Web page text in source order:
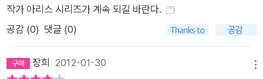
의 조수 아리스는 현역 추리소설가라서 ‘작가 아리스 시리즈’라
즈’를 집필하고, ‘학생 아리스 시리즈’의 아리스가 ‘작가 아리스
작가 아리스 시리즈가 계속 되길 바란다.
공감 (0) 댓글 (0)
장희 2012-01-30